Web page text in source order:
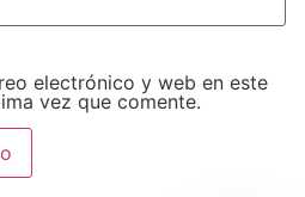
electrónico y web en este
vez que comente.